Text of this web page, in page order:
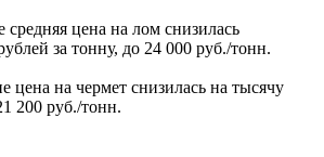
средняя цена на лом снизилась
за тонну, до 24 000 руб./тонн.
цена на чермет снизилась на тысячу
200 руб./тонн.